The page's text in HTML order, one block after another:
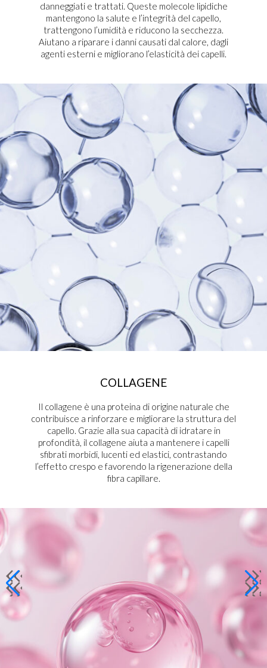
danneggiati e trattati. Queste molecole lipidiche
mantengono la salute e l’integrità del capello,
trattengono l’umidità e riducono la secchezza.
Aiutano a riparare i danni causati dal calore, dagli
agenti esterni e migliorano l’elasticità dei capelli.
COLLAGENE
Il collagene è una proteina di origine naturale che
contribuisce a rinforzare e migliorare la struttura del
capello. Grazie alla sua capacità di idratare in
profondità, il collagene aiuta a mantenere i capelli
sfibrati morbidi, lucenti ed elastici, contrastando
l’effetto crespo e favorendo la rigenerazione della
fibra capillare.